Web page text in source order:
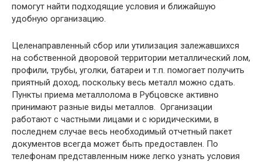
помогут найти подходящие условия и ближайшую
удобную организацию.
Целенаправленный сбор или утилизация залежавшихся
на собственной дворовой территории металлический лом,
профили, трубы, уголки, батареи и т.п. помогает получить
приятный доход, поскольку весь металл можно сдать.
Пункты приема металлолома в Рубцовске активно
принимают разные виды металлов. Организации
работают с частными лицами и с юридическими, в
последнем случае весь необходимый отчетный пакет
документов всегда может быть предоставлен. По
телефонам представленным ниже легко узнать условия